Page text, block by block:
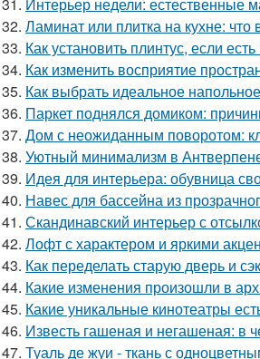
32. Ламинат или плитка на кухне: что
33. Как установить плинтус, если
34. Как изменить восприятие
35. Как выбрать идеальное
36. Паркет поднялся домиком:
37. Дом с неожиданным поворотом:
38. Уютный минимализм в
39. Идея для интерьера: обувница
40. Навес для бассейна из
41. Скандинавский интерьер с
42. Лофт с характером и яркими
43. Как переделать старую дверь и
44. Какие изменения произошли в
45. Какие уникальные кинотеатры
46. Известь гашеная и негашеная: в
47. Туаль де жуи - ткань с